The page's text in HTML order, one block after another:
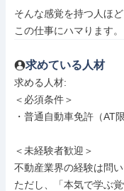
そんな感覚を持つ人ほど
この仕事にハマります。
求めている人材
求める人材:
＜必須条件＞
・普通自動車免許（AT
＜未経験者歓迎＞
不動産業界の経験は問い
ただし、「本気で学ぶ